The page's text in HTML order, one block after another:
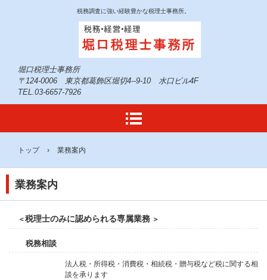
税務調査に強い経験豊かな税理士事務所。
堀口税理士事務所
〒124-0006 東京都葛飾区堀切4--9-10 水口ビル4F
TEL.03-6657-7926
トップ › 業務案内
業務案内
＜税理士のみに認められる専属業務 ＞
税務相談
法人税・所得税・消費税・相続税・贈与税など税に関する相
談を承ります